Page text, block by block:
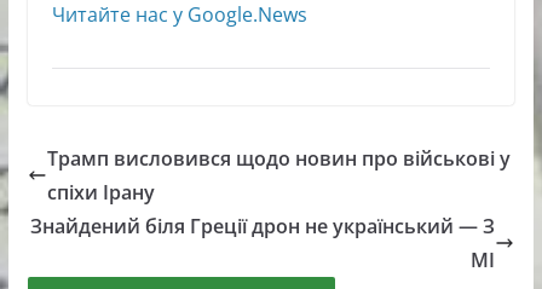
Читайте нас у Google.News
Трамп висловився щодо новин про військові у
спіхи Ірану
Знайдений біля Греції дрон не український — З
МІ